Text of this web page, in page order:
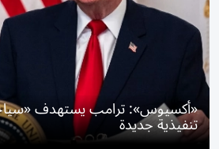
«أكسيوس»: ترامب يستهدف «سياحة
تنفيذية جديدة